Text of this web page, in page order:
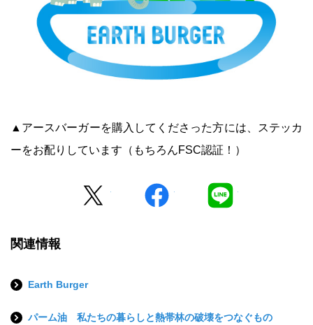
▲アースバーガーを購入してくださった方には、ステッカ
ーをお配りしています（もちろんFSC認証！）
facebook
関連情報
Earth Burger
パーム油 私たちの暮らしと熱帯林の破壊をつなぐもの